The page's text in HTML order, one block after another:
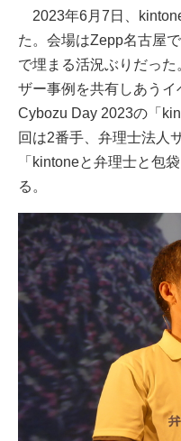
2023年6月7日、
た。会場はZepp名古屋
で埋まる活況ぶりだっ
ザー事例を共有しあう
Cybozu Day 2023の「
回は2番手、弁理士法人
「kintoneと弁理士と包
る。